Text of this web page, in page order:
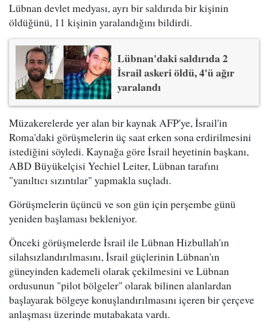
Lübnan devlet medyası, ayrı bir saldırıda bir kişinin
öldüğünü, 11 kişinin yaralandığını bildirdi.
Lübnan'daki saldırıda 2
İsrail askeri öldü, 4'ü ağır
yaralandı
Müzakerelerde yer alan bir kaynak AFP'ye, İsrail'in
Roma'daki görüşmelerin üç saat erken sona erdirilmesini
istediğini söyledi. Kaynağa göre İsrail heyetinin başkanı,
ABD Büyükelçisi Yechiel Leiter, Lübnan tarafını
"yanıltıcı sızıntılar" yapmakla suçladı.
Görüşmelerin üçüncü ve son gün için perşembe günü
yeniden başlaması bekleniyor.
Önceki görüşmelerde İsrail ile Lübnan Hizbullah'ın
silahsızlandırılmasını, İsrail güçlerinin Lübnan'ın
güneyinden kademeli olarak çekilmesini ve Lübnan
ordusunun "pilot bölgeler" olarak bilinen alanlardan
başlayarak bölgeye konuşlandırılmasını içeren bir çerçeve
anlaşması üzerinde mutabakata vardı.